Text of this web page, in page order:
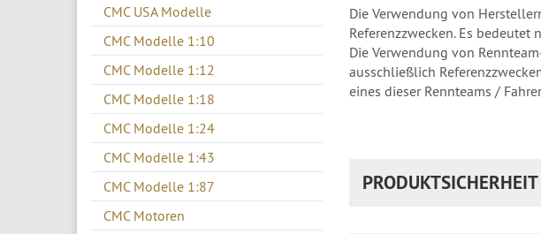
CMC USA Modelle
CMC Modelle 1:10
CMC Modelle 1:12
CMC Modelle 1:18
CMC Modelle 1:24
CMC Modelle 1:43
CMC Modelle 1:87
CMC Motoren
Die Verwendung von
Referenzzwecken. Es bedeutet
Die Verwendung von
ausschließlich
eines dieser Rennteams /